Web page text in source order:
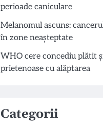
perioade caniculare
Melanomul ascuns:
în zone neașteptate
WHO cere concediu plătit
prietenoase cu alăptarea
Categorii